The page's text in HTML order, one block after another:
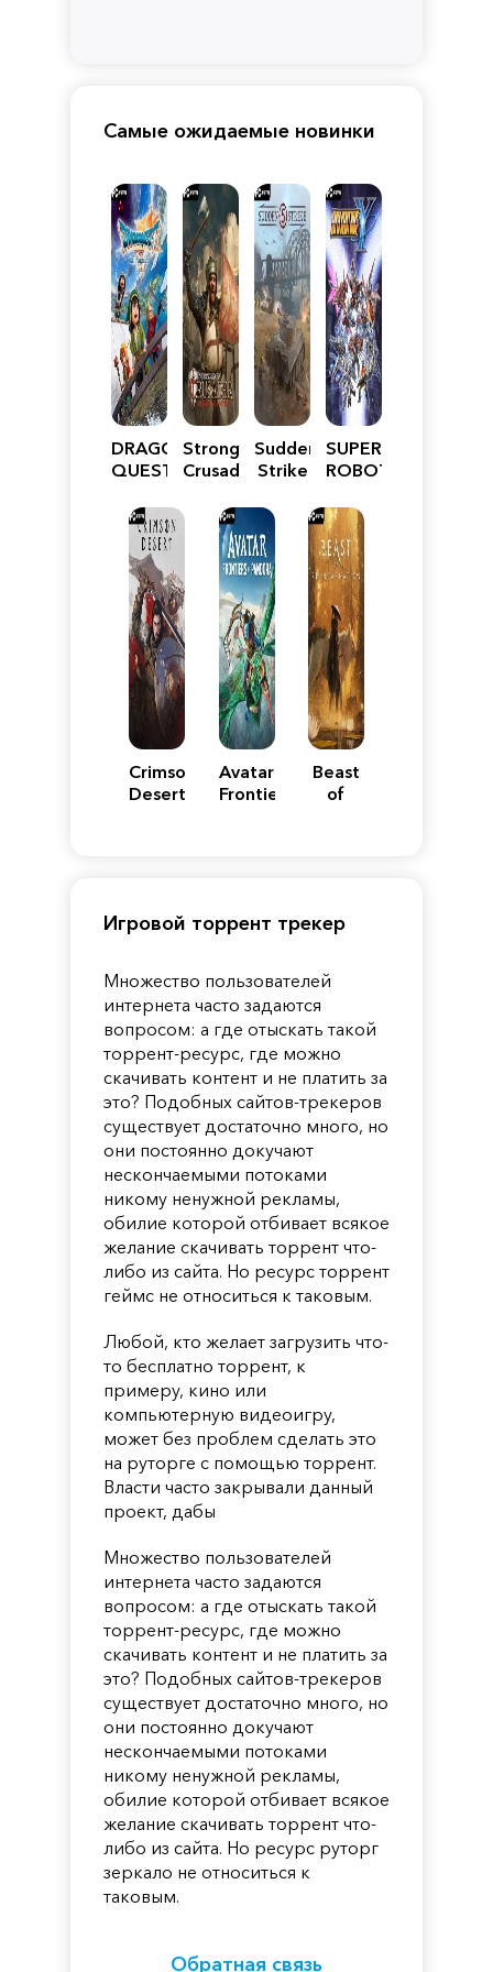
Самые ожидаемые новинки
DRAGON
QUEST
Reimagined
Stronghold
Crusader:
Edition
Sudden
Strike
SUPER
ROBOT
Y
Crimson
Desert
Avatar:
Frontiers
Beast
of
Игровой торрент трекер
Множество пользователей
интернета часто задаются
вопросом: а где отыскать такой
торрент-ресурс, где можно
скачивать контент и не платить за
это? Подобных сайтов-трекеров
существует достаточно много, но
они постоянно докучают
нескончаемыми потоками
никому ненужной рекламы,
обилие которой отбивает всякое
желание скачивать торрент что-
либо из сайта. Но ресурс торрент
геймс не относиться к таковым.
Любой, кто желает загрузить что-
то бесплатно торрент, к
примеру, кино или
компьютерную видеоигру,
может без проблем сделать это
на руторге с помощью торрент.
Власти часто закрывали данный
проект, дабы
Множество пользователей
интернета часто задаются
вопросом: а где отыскать такой
торрент-ресурс, где можно
скачивать контент и не платить за
это? Подобных сайтов-трекеров
существует достаточно много, но
они постоянно докучают
нескончаемыми потоками
никому ненужной рекламы,
обилие которой отбивает всякое
желание скачивать торрент что-
либо из сайта. Но ресурс руторг
зеркало не относиться к
таковым.
Обратная связь